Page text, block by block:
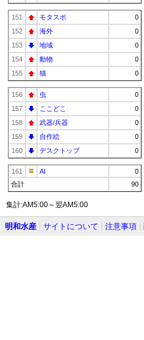
151 モタスポ
0
152
海外
0
153
地域
0
154
動物
0
155
猫 0
156 虫
0
157
ここどこ
0
158
武器/兵器
0
159
自作絵
0
160
デスクトップ 0
161 AI
0
合計
90
集計:AM5:00～翌AM5:00
明和水産 サイトについて 注意事項